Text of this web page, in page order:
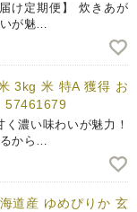
け定期便】 炊きあが
いが魅…
3kg 米 特A 獲得 お
57461679
濃い味わいが魅力！
から…
道産 ゆめぴりか 玄